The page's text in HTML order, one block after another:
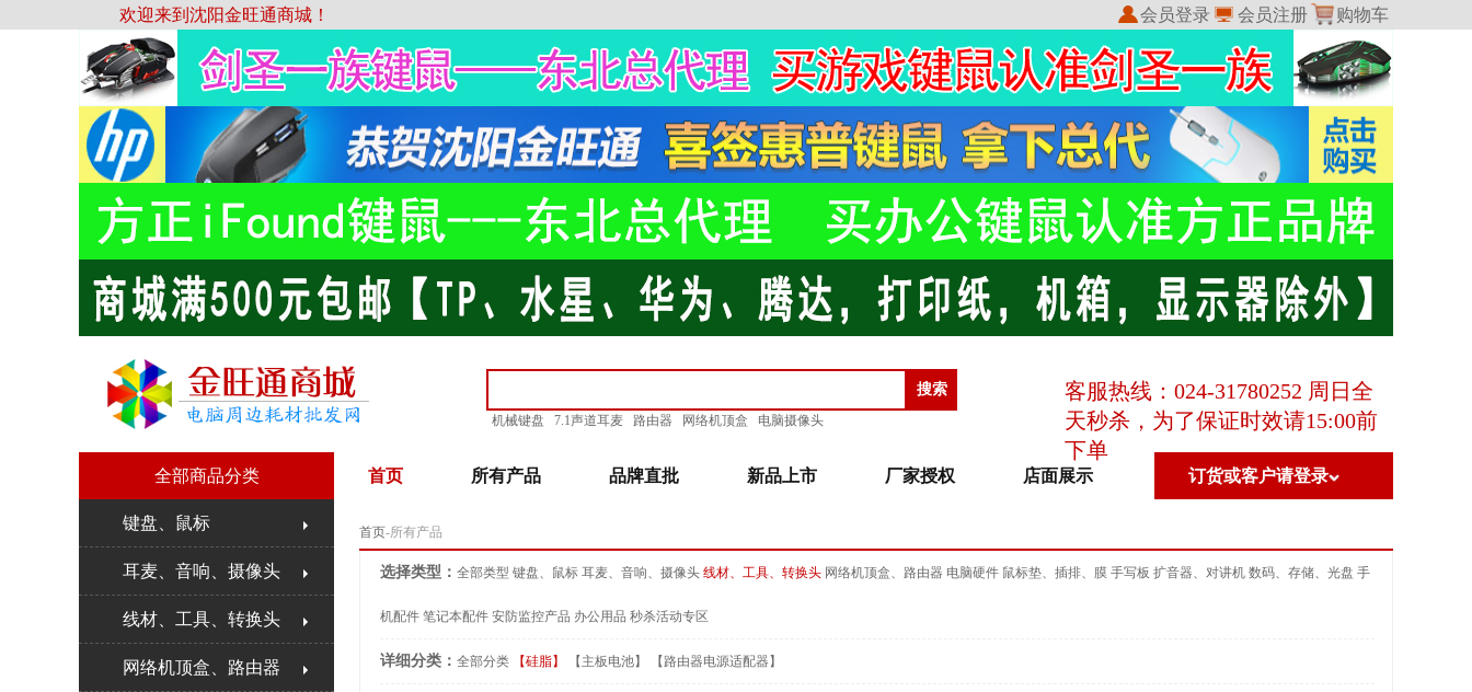
欢迎来到沈阳金旺通商城！ 会员登录 会员注册
购物车
我的收藏
我的订单
机械键盘 7.1声道耳麦 路由器 网络机顶盒 电脑摄像头
客服热线：024-31780252 周日全
天秒杀，为了保证时效请15:00前
下单
首页 所有产品 品牌直批 新品上市 厂家授权 店面展示 订货或客户请登录
全部商品分类
键盘、鼠标
耳麦、音响、摄像头
线材、工具、转换头
网络机顶盒、路由器
首页-所有产品
选择类型： 全部类型 键盘、鼠标 耳麦、音响、摄像头 线材、工具、转换头 网络机顶盒、路由器 电脑硬件 鼠标垫、插排、膜 手写板 扩音器、对讲机 数码、存储、光盘 手
机配件 笔记本配件 安防监控产品 办公用品 秒杀活动专区
详细分类： 全部分类 【硅脂】 【主板电池】 【路由器电源适配器】